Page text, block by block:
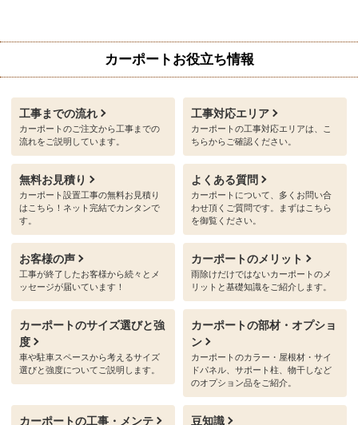
カーポートお役立ち情報
工事までの流れ
カーポートのご注文から工事までの
流れをご説明しています。
工事対応エリア
カーポートの工事対応エリアは、こ
ちらからご確認ください。
無料お見積り
カーポート設置工事の無料お見積り
はこちら！ネット完結でカンタンで
す。
よくある質問
カーポートについて、多くお問い合
わせ頂くご質問です。まずはこちら
を御覧ください。
お客様の声
工事が終了したお客様から続々とメ
ッセージが届いています！
カーポートのメリット
雨除けだけではないカーポートのメ
リットと基礎知識をご紹介します。
カーポートのサイズ選びと強
度
車や駐車スペースから考えるサイズ
選びと強度についてご説明します。
カーポートの部材・オプショ
ン
カーポートのカラー・屋根材・サイ
ドパネル、サポート柱、物干しなど
のオプション品をご紹介。
カーポートの工事・メンテ 豆知識